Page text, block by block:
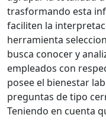
trasformando esta
faciliten la
herramienta
busca conocer y
empleados con
posee el bienestar
preguntas de tipo
Teniendo en cuenta